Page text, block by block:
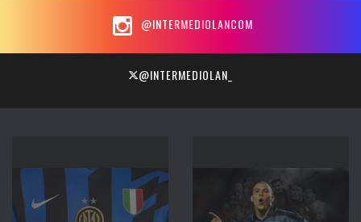
@INTERMEDIOLANCOM
@INTERMEDIOLAN_